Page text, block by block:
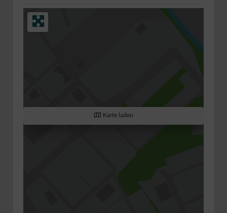
Karte laden